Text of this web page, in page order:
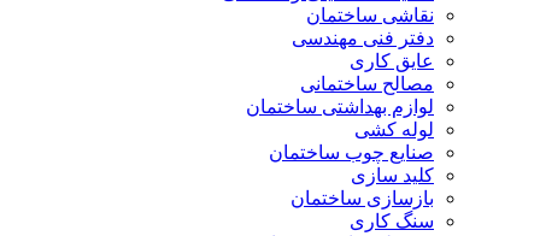
نقاشی ساختمان
دفتر فنی مهندسی
عایق کاری
مصالح ساختمانی
لوازم بهداشتی ساختمان
لوله کشی
صنایع چوب ساختمان
کلید سازی
بازسازی ساختمان
سنگ کاری